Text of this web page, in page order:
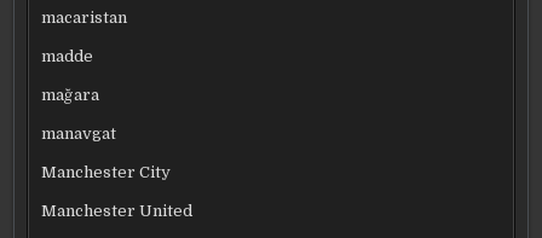
macaristan
madde
mağara
manavgat
Manchester City
Manchester United